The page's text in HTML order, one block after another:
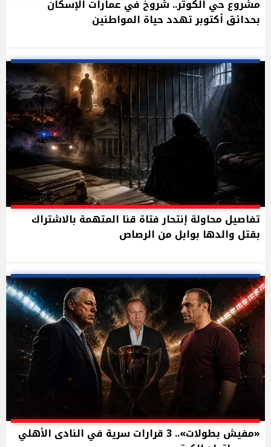
مشروع حي الكوثر.. شروخ في عمارات الإسكان
بحدائق أكتوبر تهدد حياة المواطنين
تفاصيل محاولة إنتحار فتاة قنا المتهمة بالاشتراك
بقتل والدها بوابل من الرصاص
«مفيش بطولات».. 3 قرارات سرية في النادى الأهلي